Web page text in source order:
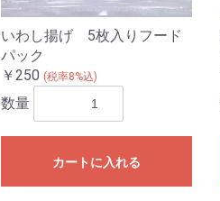
いわし揚げ 5枚入りフード
パック
￥250 (税率8%込)
数量
カートに入れる